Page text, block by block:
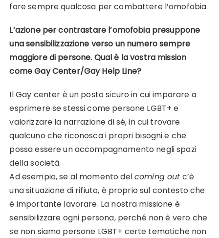
fare sempre qualcosa per combattere l’omofobia.
L’azione per contrastare l’omofobia presuppone
una sensibilizzazione verso un numero sempre
maggiore di persone. Qual è la vostra mission
come Gay Center/Gay Help Line?
Il Gay center è un posto sicuro in cui imparare a
esprimere se stessi come persone LGBT+ e
valorizzare la narrazione di sé, in cui trovare
qualcuno che riconosca i propri bisogni e che
possa essere un accompagnamento negli spazi
della società.
Ad esempio, se al momento delcoming out c’è
una situazione di rifiuto, è proprio sul contesto che
è importante lavorare. La nostra missione è
sensibilizzare ogni persona, perché non è vero che
se non siamo persone LGBT+ certe tematiche non